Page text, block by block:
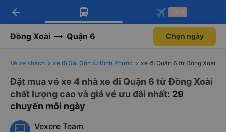
Tải app Vexere ngay!
Nhận ưu đãi thành viên độc
Mở app
Tải app Vexere
-30k/ghế khi đặt vé máy bay qua
Mở app
arrow_back -30k
Đồng Xoài Quận 6 Chọn ngày
Vé xe khách xe đi Sài Gòn từ Bình Phước xe đi Quận 6 từ Đồng Xoài
Đặt mua vé xe 4 nhà xe đi Quận 6 từ Đồng Xoài
chất lượng cao và giá vé ưu đãi nhất: 29
chuyến mỗi ngày
Vexere Team